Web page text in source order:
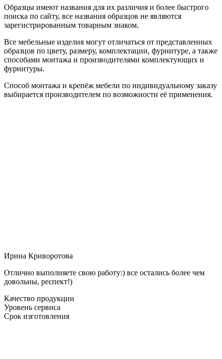
Образцы имеют названия для их различия и более быстрого
поиска по сайту, все названия образцов не являются
зарегистрированным товарным знаком.
Все мебельные изделия могут отличаться от представленных
образцов по цвету, размеру, комплектации, фурнитуре, а также
способами монтажа и производителями комплектующих и
фурнитуры.
Способ монтажа и крепёж мебели по индивидуальному заказу
выбирается производителем по возможности её применения.
Ирина Криворотова
Отлично выполняете свою работу:) все остались более чем
довольны, респект!)
Качество продукции
Уровень сервиса
Срок изготовления